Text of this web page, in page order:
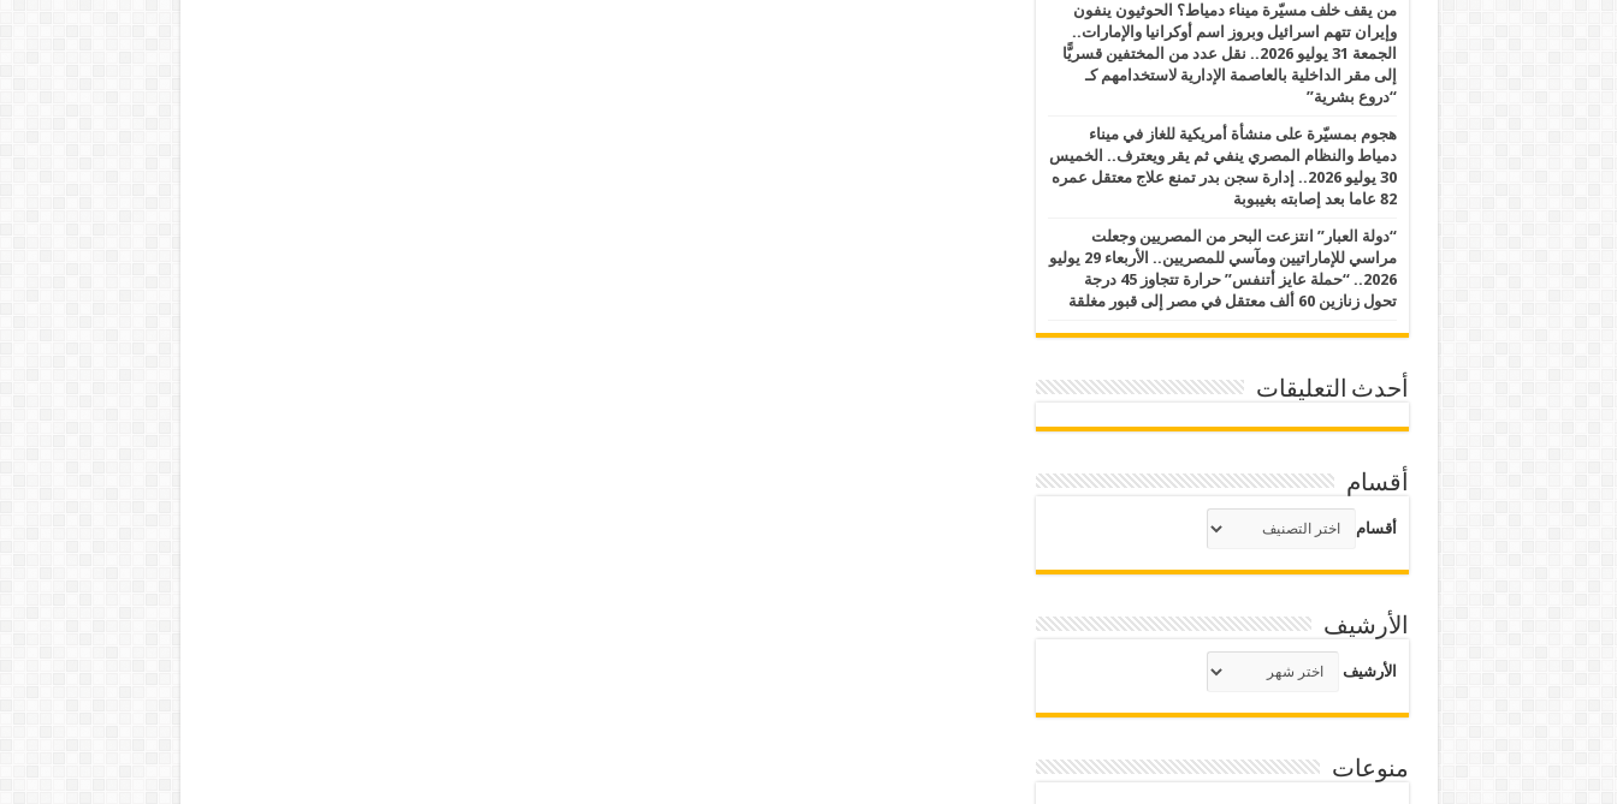
من يقف خلف مسيّرة ميناء دمياط؟ الحوثيون ينفون
وإيران تتهم اسرائيل وبروز اسم أوكرانيا والإمارات..
الجمعة 31 يوليو 2026.. نقل عدد من المختفين قسريًّا
إلى مقر الداخلية بالعاصمة الإدارية لاستخدامهم كـ
“دروع بشرية”
هجوم بمسيّرة على منشأة أمريكية للغاز في ميناء
دمياط والنظام المصري ينفي ثم يقر ويعترف.. الخميس
30 يوليو 2026.. إدارة سجن بدر تمنع علاج معتقل عمره
82 عاما بعد إصابته بغيبوبة
“دولة العبار” انتزعت البحر من المصريين وجعلت
مراسي للإماراتيين ومآسي للمصريين.. الأربعاء 29 يوليو
2026.. “حملة عايز أتنفس” حرارة تتجاوز 45 درجة
تحول زنازين 60 ألف معتقل في مصر إلى قبور مغلقة
أحدث التعليقات
أقسام
أقسام
الأرشيف
الأرشيف
منوعات